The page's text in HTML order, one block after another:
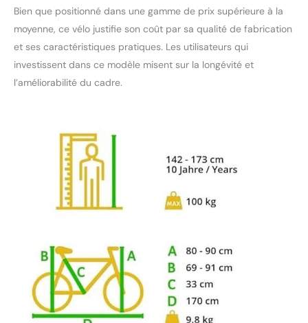
enfant puisse profiter
durablement de ce vélo
pour enfant. PIÈCES NON
TOXIQUES DE HAUTE
QUALITÉ : Nous n'utilisons
produits. La selle
ergonomique et le guidon
conçu à cet effet
assurent également un
posture naturelle est
apprise
Bien que positionné dans une gamme de prix supérieure à la
moyenne, ce vélo justifie son coût par sa qualité de fabrication
et ses caractéristiques pratiques. Les utilisateurs qui
investissent dans ce modèle misent sur la longévité et
l’améliorabilité du cadre.